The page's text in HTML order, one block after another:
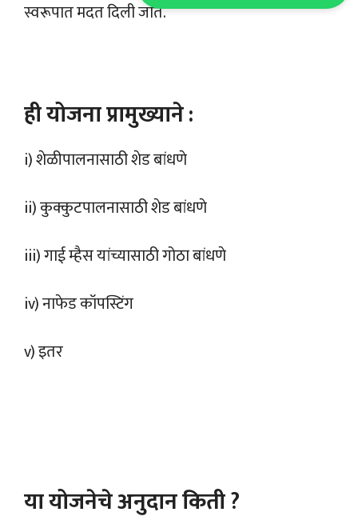
स्वरूपात मदत दिली जाते.
ही योजना प्रामुख्याने :
i) शेळीपालनासाठी शेड बांधणे
ii) कुक्कुटपालनासाठी शेड बांधणे
iii) गाई म्हैस यांच्यासाठी गोठा बांधणे
iv) नाफेड कॉपस्टिंग
v) इतर
या योजनेचे अनुदान किती ?